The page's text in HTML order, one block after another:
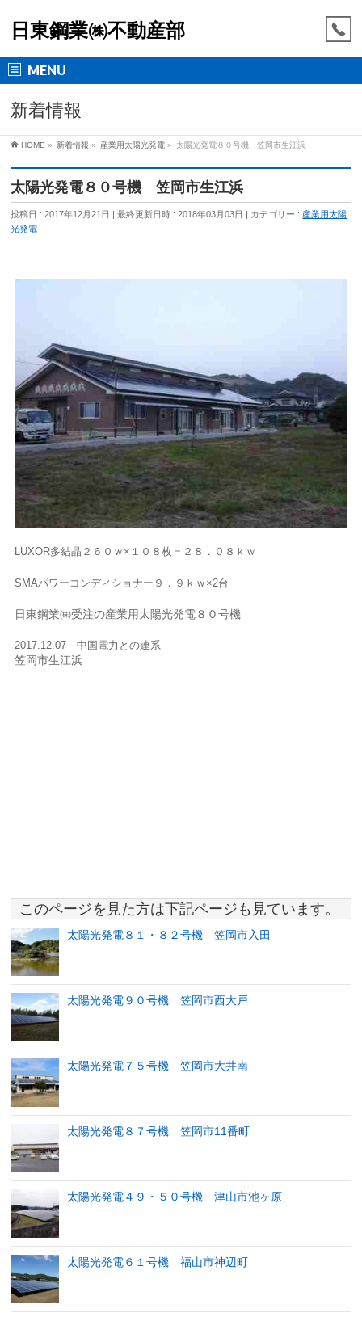
日東鋼業㈱不動産部
MENU
新着情報
HOME » 新着情報 » 産業用太陽光発電 » 太陽光発電８０号機 笠岡市生江浜
太陽光発電８０号機 笠岡市生江浜
投稿日 : 2017年12月21日 最終更新日時 : 2018年03月03日 カテゴリー : 産業用太陽
光発電
LUXOR多結晶２６０ｗ×１０８枚＝２８．０８ｋｗ
SMAパワーコンディショナー９．９ｋｗ×2台
日東鋼業㈱受注の産業用太陽光発電８０号機
2017.12.07 中国電力との連系
笠岡市生江浜
このページを見た方は下記ページも見ています。
太陽光発電８１・８２号機 笠岡市入田
太陽光発電９０号機 笠岡市西大戸
太陽光発電７５号機 笠岡市大井南
太陽光発電８７号機 笠岡市11番町
太陽光発電４９・５０号機 津山市池ヶ原
太陽光発電６１号機 福山市神辺町